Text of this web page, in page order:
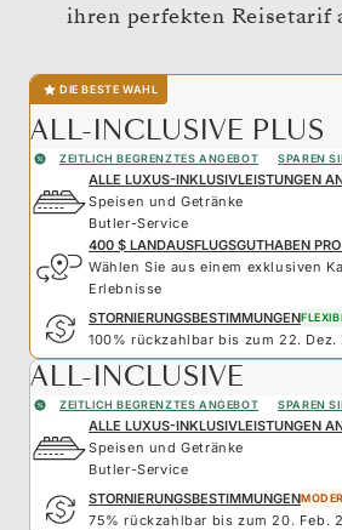
ihren perfekten Reisetarif
DIE BESTE WAHL
ALL-INCLUSIVE PLUS
ZEITLICH BEGRENZTES ANGEBOT SPAREN
ALLE LUXUS-INKLUSIVLEISTUNGEN
Speisen und Getränke
Butler-Service
400 $ LANDAUSFLUGSGUTHABEN
Wählen Sie aus einem exklusiven
Erlebnisse
STORNIERUNGSBESTIMMUNGEN
100% rückzahlbar bis zum 22. Dez.
ALL-INCLUSIVE
ZEITLICH BEGRENZTES ANGEBOT SPAREN
ALLE LUXUS-INKLUSIVLEISTUNGEN
Speisen und Getränke
Butler-Service
STORNIERUNGSBESTIMMUNGEN
75% rückzahlbar bis zum 20. Feb.